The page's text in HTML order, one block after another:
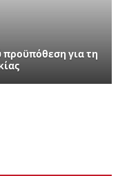
για τη